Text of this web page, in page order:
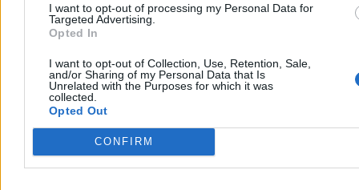
I want to opt-out of processing my Personal Data for
Targeted Advertising.
Opted In
I want to opt-out of Collection, Use, Retention, Sale,
and/or Sharing of my Personal Data that Is
Unrelated with the Purposes for which it was
collected.
Opted Out
CONFIRM